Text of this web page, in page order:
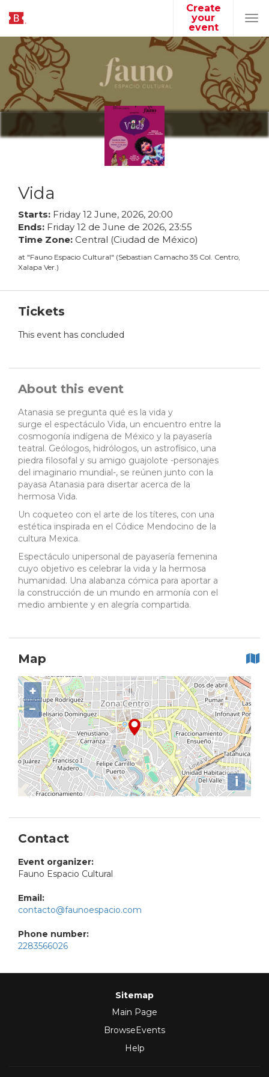
Create
your
event
Vida
Starts: Friday 12 June, 2026, 20:00
Ends: Friday 12 de June de 2026, 23:55
Time Zone: Central (Ciudad de México)
at "Fauno Espacio Cultural" (Sebastian Camacho 35 Col. Centro,
Xalapa Ver.)
Tickets
This event has concluded
About this event
Atanasia se pregunta qué es la vida y
surge el espectáculo Vida, un encuentro entre la
cosmogonía indígena de México y la payasería
teatral. Geólogos, hidrólogos, un astrofísico, una
piedra filosofal y su amigo guajolote -personajes
del imaginario mundial-, se reúnen junto con la
payasa Atanasia para disertar acerca de la
hermosa Vida.
Un coqueteo con el arte de los títeres, con una
estética inspirada en el Códice Mendocino de la
cultura Mexica.
Espectáculo unipersonal de payasería femenina
cuyo objetivo es celebrar la vida y la hermosa
humanidad. Una alabanza cómica para aportar a
la construcción de un mundo en armonía con el
medio ambiente y en alegría compartida.
Map
+
−
i
Contact
Event organizer:
Fauno Espacio Cultural
Email:
contacto@faunoespacio.com
Phone number:
2283566026
Sitemap
Main Page
BrowseEvents
Help